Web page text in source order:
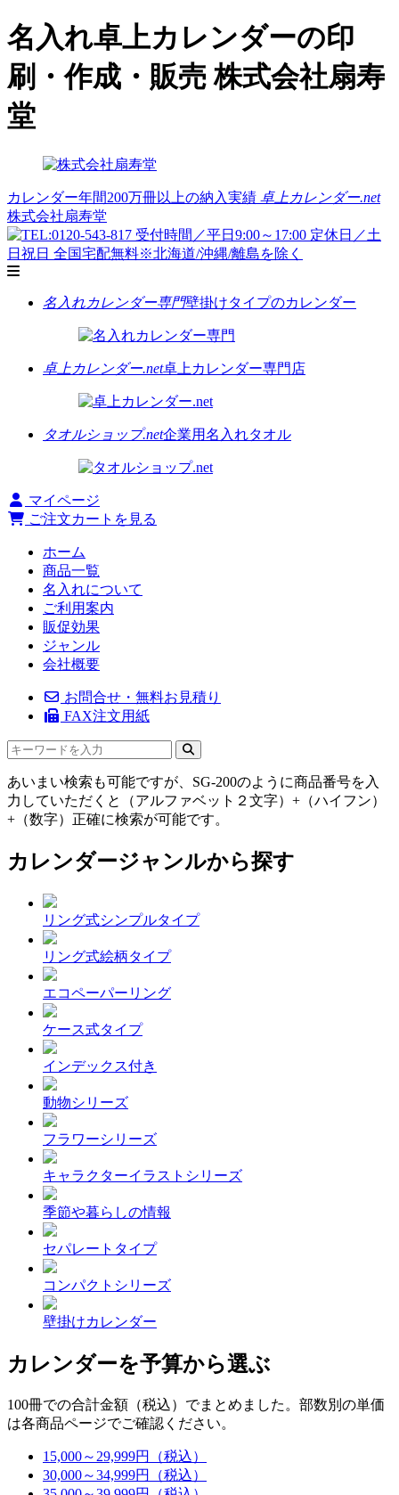
名入れ卓上カレンダーの印
刷・作成・販売 株式会社扇寿
堂
カレンダー年間200万冊以上の納入実績 卓上カレンダー.net
株式会社扇寿堂
名入れカレンダー専門壁掛けタイプのカレンダー
卓上カレンダー.net卓上カレンダー専門店
タオルショップ.net企業用名入れタオル
マイページ
ご注文カートを見る
ホーム
商品一覧
名入れについて
ご利用案内
販促効果
ジャンル
会社概要
お問合せ・無料お見積り
FAX注文用紙
あいまい検索も可能ですが、SG-200のように商品番号を入
力していただくと（アルファベット２文字）+（ハイフン）
+（数字）正確に検索が可能です。
カレンダージャンルから探す
リング式シンプルタイプ
リング式絵柄タイプ
エコペーパーリング
ケース式タイプ
インデックス付き
動物シリーズ
フラワーシリーズ
キャラクターイラストシリーズ
季節や暮らしの情報
セパレートタイプ
コンパクトシリーズ
壁掛けカレンダー
カレンダーを予算から選ぶ
100冊での合計金額（税込）でまとめました。部数別の単価
は各商品ページでご確認ください。
15,000～29,999円（税込）
30,000～34,999円（税込）